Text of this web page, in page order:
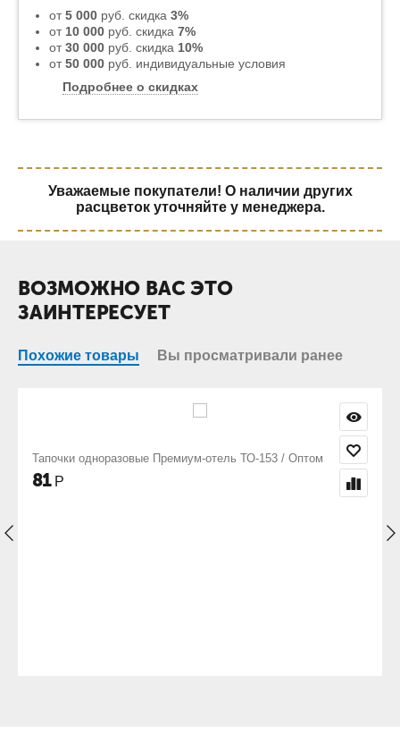
от5 000 руб. скидка 3%
от 10 000 руб. скидка 7%
от30 000 руб. скидка 10%
от50 000 руб. индивидуальные условия
Подробнее о скидках
Уважаемые покупатели! О наличии других
расцветок уточняйте у менеджера.
ВОЗМОЖНО ВАС ЭТО
ЗАИНТЕРЕСУЕТ
Похожие товары Вы просматривали ранее
Премиум-отель ТО-153 / Оптом Халат женский махровый